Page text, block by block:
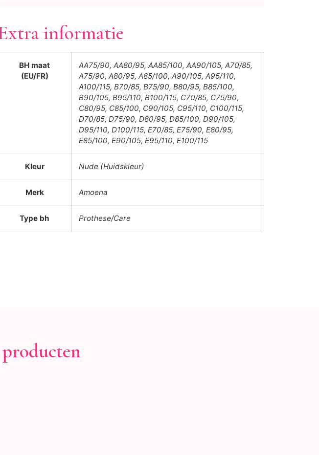
informatie
BH maat
(EU/FR)
AA75/90, AA80/95, AA85/100, AA90/105, A70/85,
A75/90, A80/95, A85/100, A90/105, A95/110,
A100/115, B70/85, B75/90, B80/95, B85/100,
B90/105, B95/110, B100/115, C70/85, C75/90,
C80/95, C85/100, C90/105, C95/110, C100/115,
D70/85, D75/90, D80/95, D85/100, D90/105,
D95/110, D100/115, E70/85, E75/90, E80/95,
E85/100, E90/105, E95/110, E100/115
Kleur Nude (Huidskleur)
Merk Amoena
Type bh Prothese/Care